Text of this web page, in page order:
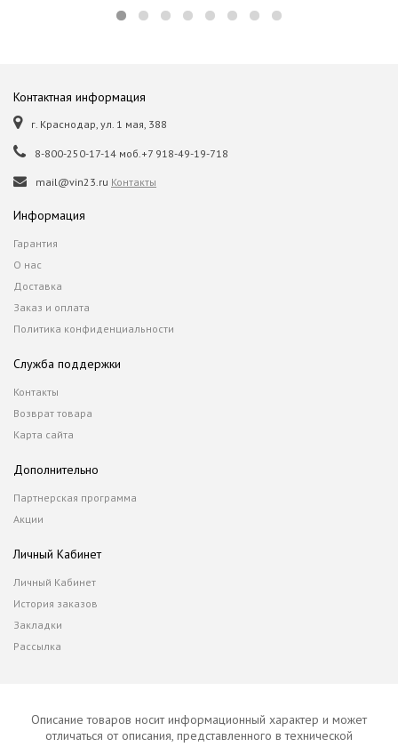
Контактная информация
г. Краснодар, ул. 1 мая, 388
8-800-250-17-14 моб.+7 918-49-19-718
mail@vin23.ru Контакты
Информация
Гарантия
О нас
Доставка
Заказ и оплата
Политика конфиденциальности
Служба поддержки
Контакты
Возврат товара
Карта сайта
Дополнительно
Партнерская программа
Акции
Личный Кабинет
Личный Кабинет
История заказов
Закладки
Рассылка
Описание товаров носит информационный характер и может
отличаться от описания, представленного в технической